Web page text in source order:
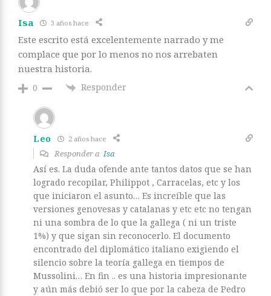
Isa 3 años hace
Este escrito está excelentemente narrado y me
complace que por lo menos no nos arrebaten
nuestra historia.
0 Responder
Leo 2 años hace
Responder aIsa
Así es. La duda ofende ante tantos datos que se han
logrado recopilar, Philippot , Carracelas, etc y los
que iniciaron el asunto… Es increíble que las
versiones genovesas y catalanas y etc etc no tengan
ni una sombra de lo que la gallega ( ni un triste
1%) y que sigan sin reconocerlo. El documento
encontrado del diplomático italiano exigiendo el
silencio sobre la teoría gallega en tiempos de
Mussolini… En fin .. es una historia impresionante
y aún más debió ser lo que por la cabeza de Pedro